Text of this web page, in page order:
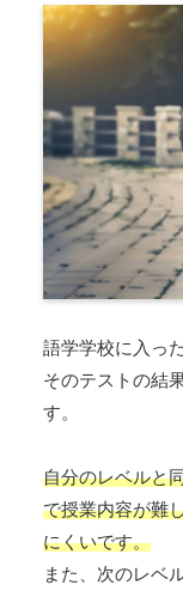
語学学校に入っ
そのテストの結
す。
自分のレベルと
で授業内容が難
にくいです。
また、次のレベ